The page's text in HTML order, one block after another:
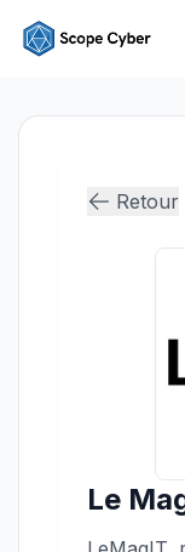
Retour
Le